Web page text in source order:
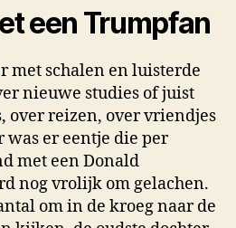
een Trumpfan
met schalen en luisterde
nieuwe studies of juist
over reizen, over vriendjes
er eentje die per
met een Donald
nog vrolijk om gelachen.
om in de kroeg naar de